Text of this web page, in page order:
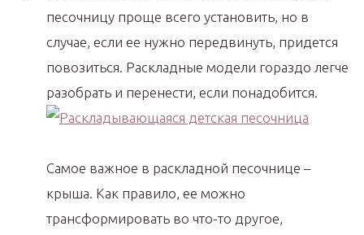
песочницу проще всего установить, но в
случае, если ее нужно передвинуть, придется
повозиться. Раскладные модели гораздо легче
разобрать и перенести, если понадобится.
Самое важное в раскладной песочнице –
крыша. Как правило, ее можно
трансформировать во что-то другое,